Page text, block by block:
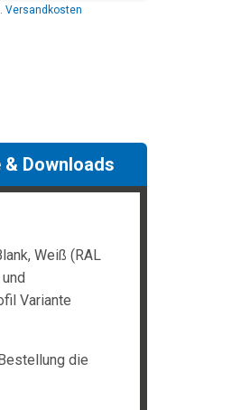
Versandkosten
& Downloads
Weiß (RAL
Variante
die